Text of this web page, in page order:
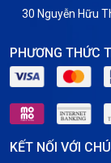
30 Nguyễn Hữu
PHƯƠNG THỨC
KẾT NỐI VỚI